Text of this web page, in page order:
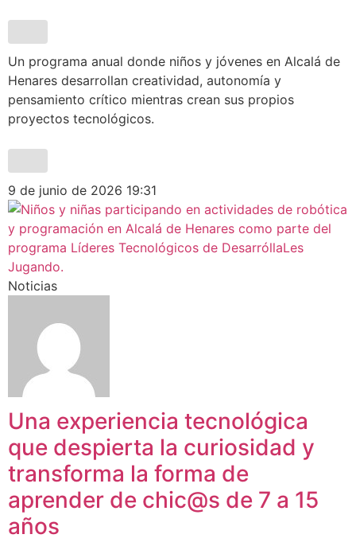
Un programa anual donde niños y jóvenes en Alcalá de
Henares desarrollan creatividad, autonomía y
pensamiento crítico mientras crean sus propios
proyectos tecnológicos.
9 de junio de 2026 19:31
Noticias
Una experiencia tecnológica
que despierta la curiosidad y
transforma la forma de
aprender de chic@s de 7 a 15
años